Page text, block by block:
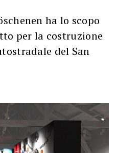
ha lo scopo
per la costruzione
del San